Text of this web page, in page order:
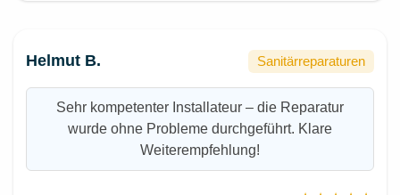
Helmut B. Sanitärreparaturen
Sehr kompetenter Installateur – die Reparatur
wurde ohne Probleme durchgeführt. Klare
Weiterempfehlung!